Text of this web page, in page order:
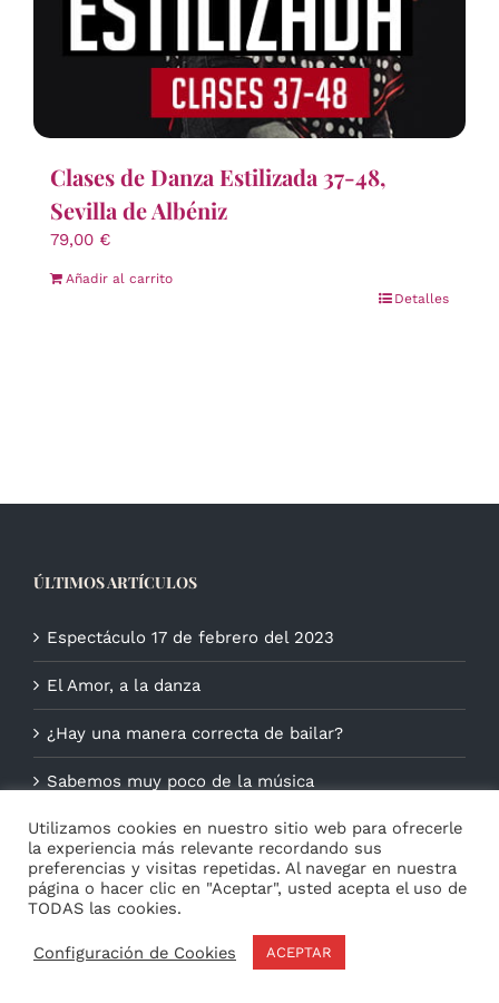
Clases de Danza Estilizada 37-48,
Sevilla de Albéniz
79,00 €
Añadir al carrito
Detalles
ÚLTIMOS ARTÍCULOS
Espectáculo 17 de febrero del 2023
El Amor, a la danza
¿Hay una manera correcta de bailar?
Sabemos muy poco de la música
Utilizamos cookies en nuestro sitio web para ofrecerle
la experiencia más relevante recordando sus
preferencias y visitas repetidas. Al navegar en nuestra
página o hacer clic en "Aceptar", usted acepta el uso de
TODAS las cookies.
Configuración de Cookies ACEPTAR